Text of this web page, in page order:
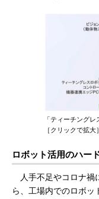
「ティーチング
［クリックで拡
ロボット活用のハー
人手不足やコロナ禍
ら、工場内でのロボッ